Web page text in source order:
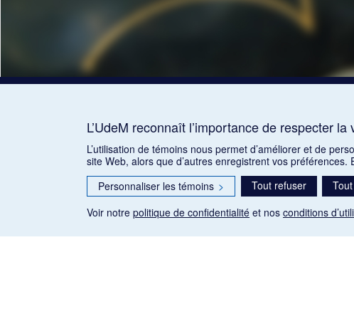
L’UdeM reconnaît l’importance de respecter la
L’utilisation de témoins nous permet d’améliorer et de
site Web, alors que d’autres enregistrent vos
Personnaliser les témoins > Tout refuser
Voir notre politique de confidentialité et nos conditions